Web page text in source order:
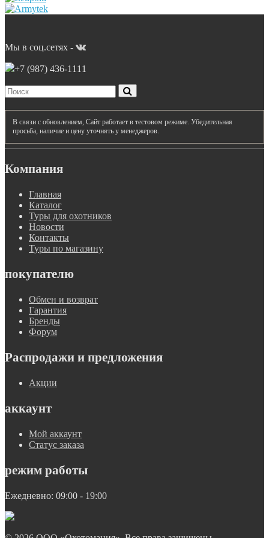
Мы в соц.сетях -
+7 (987) 436-1111
В связи с обновлением, Сайт работает в тестовом режиме. Убедительная
просьба, наличие и цену уточнять у менеджеров.
Компания
Главная
Каталог
Туры для охотников
Новости
Контакты
Туры по магазину
покупателю
Обмен и возврат
Гарантия
Бренды
Форум
Распродажи и предложения
Акции
аккаунт
Мой аккаунт
Статус заказа
режим работы
Ежедневно: 09:00 - 19:00